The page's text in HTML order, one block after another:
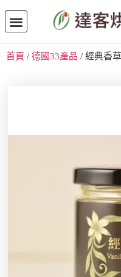
首頁 / 德國33產品 / 經典香